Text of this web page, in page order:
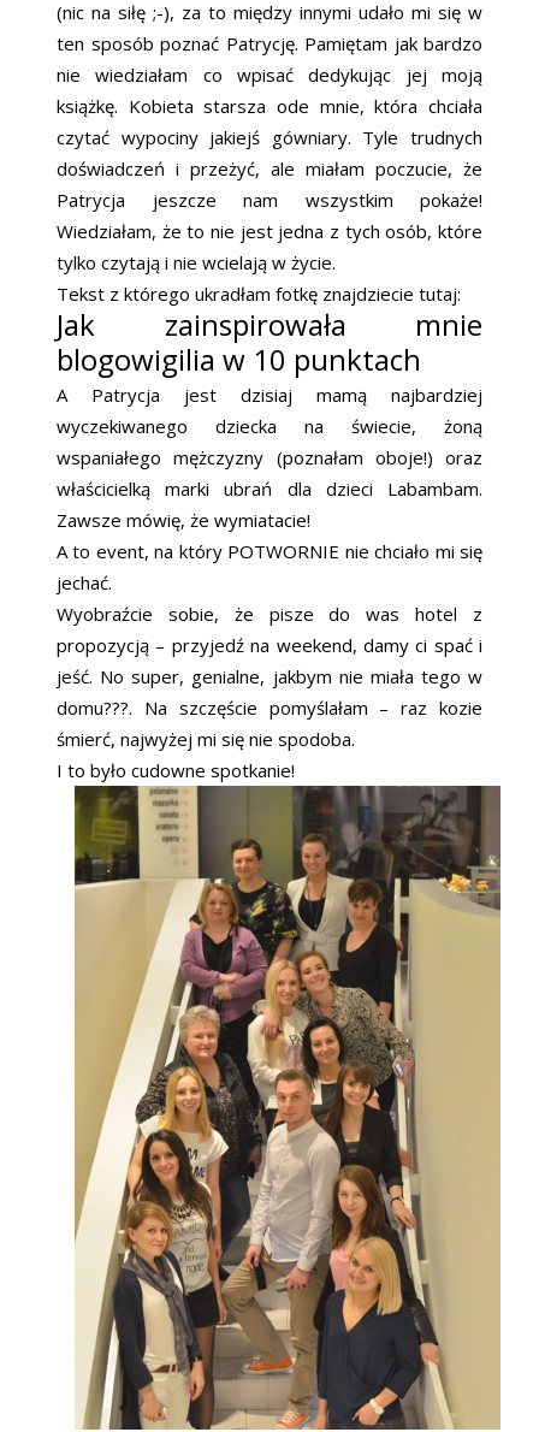
(nic na siłę ;-), za to między innymi udało mi się w
ten sposób poznać Patrycję. Pamiętam jak bardzo
nie wiedziałam co wpisać dedykując jej moją
książkę. Kobieta starsza ode mnie, która chciała
czytać wypociny jakiejś gówniary. Tyle trudnych
doświadczeń i przeżyć, ale miałam poczucie, że
Patrycja jeszcze nam wszystkim pokaże!
Wiedziałam, że to nie jest jedna z tych osób, które
tylko czytają i nie wcielają w życie.
Tekst z którego ukradłam fotkę znajdziecie tutaj:
Jak zainspirowała mnie
blogowigilia w 10 punktach
A Patrycja jest dzisiaj mamą najbardziej
wyczekiwanego dziecka na świecie, żoną
wspaniałego mężczyzny (poznałam oboje!) oraz
właścicielką marki ubrań dla dzieci Labambam.
Zawsze mówię, że wymiatacie!
A to event, na który POTWORNIE nie chciało mi się
jechać.
Wyobraźcie sobie, że pisze do was hotel z
propozycją – przyjedź na weekend, damy ci spać i
jeść. No super, genialne, jakbym nie miała tego w
domu???. Na szczęście pomyślałam – raz kozie
śmierć, najwyżej mi się nie spodoba.
I to było cudowne spotkanie!